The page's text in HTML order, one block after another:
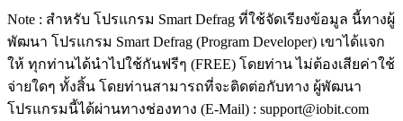
Note : สำหรับ โปรแกรม Smart Defrag ที่ใช้จัดเรียงข้อมูล นี้ทางผู้
พัฒนา โปรแกรม Smart Defrag (Program Developer) เขาได้แจก
ให้ ทุกท่านได้นำไปใช้กันฟรีๆ (FREE) โดยท่าน ไม่ต้องเสียค่าใช้
จ่ายใดๆ ทั้งสิ้น โดยท่านสามารถที่จะติดต่อกับทาง ผู้พัฒนา
โปรแกรมนี้ได้ผ่านทางช่องทาง (E-Mail) : support@iobit.com